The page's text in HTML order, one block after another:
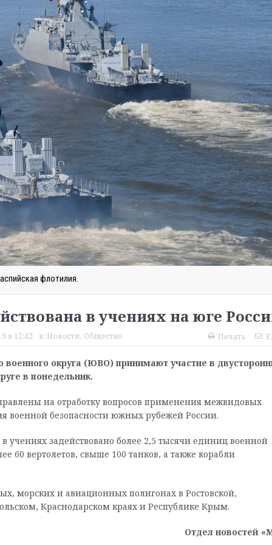
флотилия.
в учениях на юге
в 12:42 в: Новости, Общество Печать
округа (ЮВО) принимают участие в
в понедельник.
на отработку вопросов применения межвидовых
военной безопасности южных рубежей России.
задействовано более 2,5 тысячи единиц военной
60 вертолетов, свыше 100 танков, а также корабли
морских и авиационных полигонах в Ростовской,
Краснодарском краях и Республике Крым.
Отдел новостей